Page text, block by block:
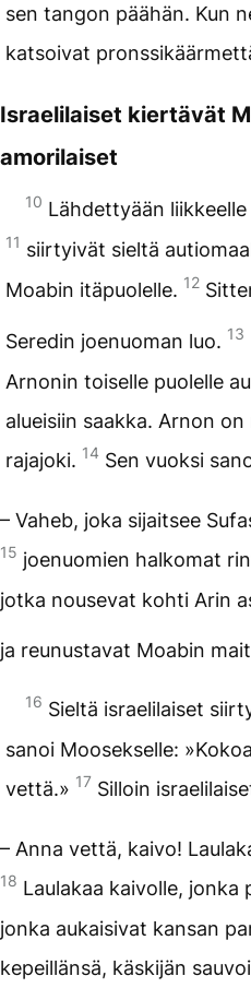
sen tangon päähän. Kun
katsoivat
Israelilaiset kiertävät
amorilaiset
10 Lähdettyään
11 siirtyivät sieltä
Moabin itäpuolelle. 12
Seredin joenuoman luo. 13
Arnonin toiselle puolelle
alueisiin saakka. Arnon
rajajoki. 14 Sen vuoksi
– Vaheb, joka sijaitsee
15 joenuomien halkomat
jotka nousevat kohti Arin
ja reunustavat Moabin
16 Sieltä israelilaiset
sanoi Moosekselle:
vettä.» 17 Silloin
– Anna vettä, kaivo!
18 Laulakaa kaivolle, jonka
jonka aukaisivat kansan
kepeillänsä, käskijän